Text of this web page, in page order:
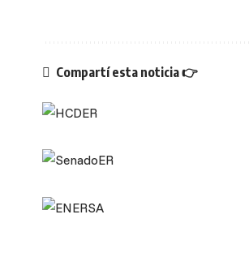
Compartí esta noticia 👉